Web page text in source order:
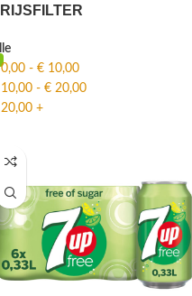
- € 10,00
10,00 - € 20,00
20,00 +